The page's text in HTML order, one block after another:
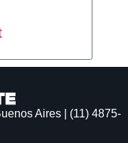
Aires | (11) 4875-